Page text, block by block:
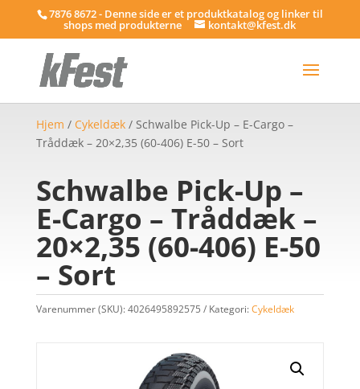
7876 8672 - Denne side er et produktkatalog og linker til
shops med produkterne kontakt@kfest.dk
Hjem / Cykeldæk/ Schwalbe Pick-Up – E-Cargo –
Tråddæk – 20×2,35 (60-406) E-50 – Sort
Schwalbe Pick-Up –
E-Cargo – Tråddæk –
20×2,35 (60-406) E-50
– Sort
Varenummer (SKU):4026495892575 Kategori:Cykeldæk